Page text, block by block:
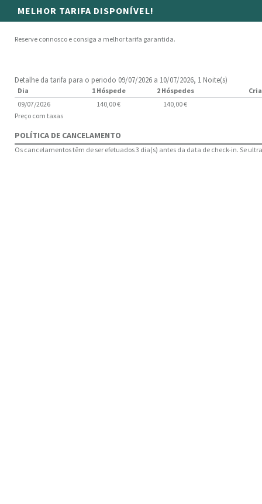
MELHOR TARIFA DISPONÍVEL!
Reserve connosco e consiga a melhor tarifa garantida.
Detalhe da tarifa para o periodo 09/07/2026 a 10/07/2026, 1 Noite(s)
Dia 1 Hóspede 2 Hóspedes
09/07/2026
140,00 €
140,00 €
Preço com taxas
POLÍTICA DE CANCELAMENTO
Os cancelamentos têm de ser efetuados 3 dia(s) antes da data de check-in. Se